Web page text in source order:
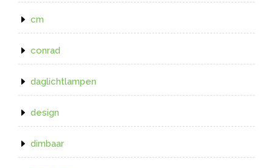
cm
conrad
daglichtlampen
design
dimbaar